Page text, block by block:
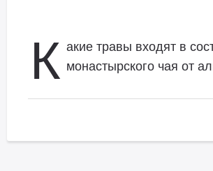
К акие травы входят в
монастырского чая от